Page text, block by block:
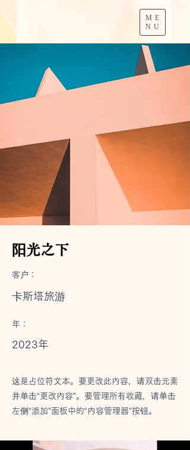
ME
NU
阳光之下
客户：
卡斯塔旅游
年：
2023年
这是占位符文本。要更改此内容，请双击元素
并单击“更改内容”。要管理所有收藏，请单击
左侧“添加”面板中的“内容管理器”按钮。